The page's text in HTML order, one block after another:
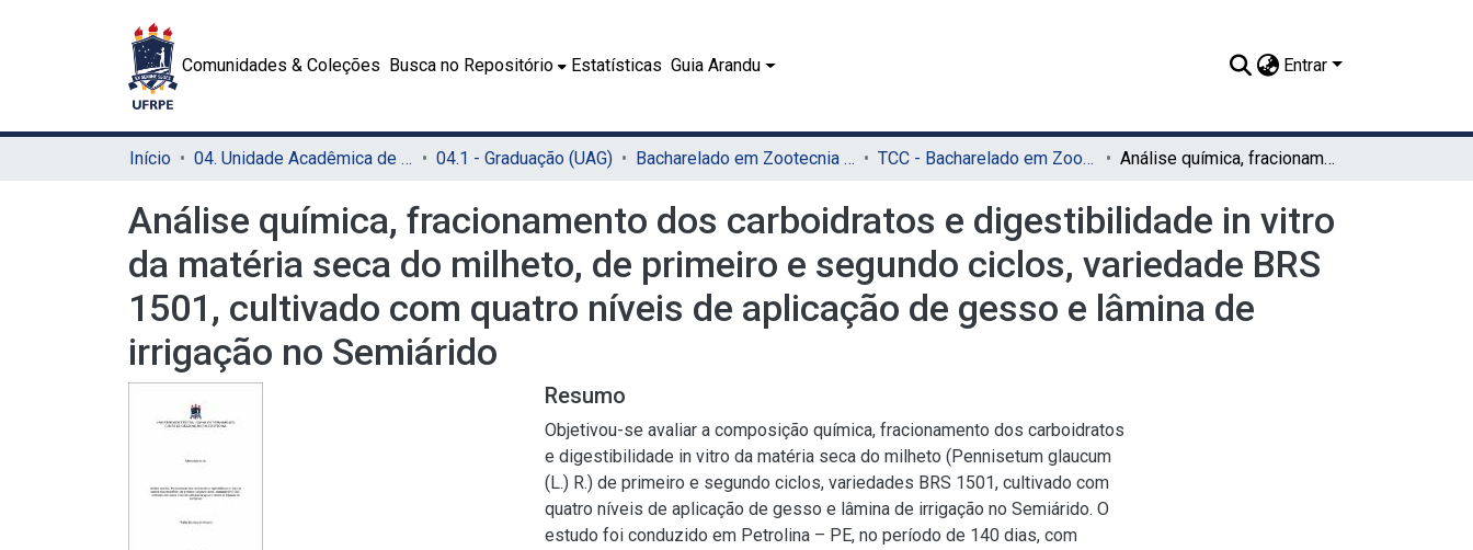
Comunidades & Coleções Busca no Repositório Estatísticas Guia Arandu Entrar
Início 04. Unidade Acadêmica de Garanhuns (UAG) 04.1 - Graduação (UAG) Bacharelado em Zootecnia (UAG) TCC - Bacharelado em Zootecnia (UAG) Análise química, fracionamento dos carboidratos e digestibilidade in vitro da matéria seca do milheto, de primeiro e segundo ciclos, variedade BRS 1501, cultivado com quatro níveis de aplicação de gesso e lâmina de irrigação no Semiárido
Análise química, fracionamento dos carboidratos e digestibilidade in vitro
da matéria seca do milheto, de primeiro e segundo ciclos, variedade BRS
1501, cultivado com quatro níveis de aplicação de gesso e lâmina de
irrigação no Semiárido
Resumo
Objetivou-se avaliar a composição química, fracionamento dos carboidratos
e digestibilidade in vitro da matéria seca do milheto (Pennisetum glaucum
(L.) R.) de primeiro e segundo ciclos, variedades BRS 1501, cultivado com
quatro níveis de aplicação de gesso e lâmina de irrigação no Semiárido. O
estudo foi conduzido em Petrolina – PE, no período de 140 dias, com